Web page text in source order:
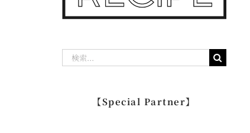
【Special Partner】